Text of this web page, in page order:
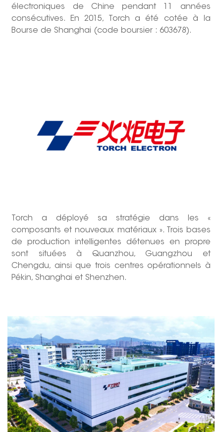
électroniques de Chine pendant 11 années
consécutives. En 2015, Torch a été cotée à la
Bourse de Shanghai (code boursier : 603678).
Torch a déployé sa stratégie dans les «
composants et nouveaux matériaux ». Trois bases
de production intelligentes détenues en propre
sont situées à Quanzhou, Guangzhou et
Chengdu, ainsi que trois centres opérationnels à
Pékin, Shanghai et Shenzhen.